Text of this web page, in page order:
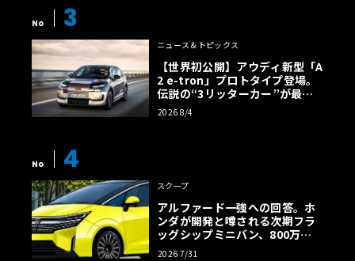
No 3
ニュース＆トピックス
【世界初公開】アウディ新型「A
2 e-tron」プロトタイプ登場。
伝説の“3リッターカー”が最高
効率エントリーBEVとして復活
【画像38枚】
2026 8/4
No 4
スクープ
アルファード一強への回答。ホ
ンダが開発と噂される次期フラ
ッグシップミニバン、800万円
超の勝算【予想CG】
2026 7/31